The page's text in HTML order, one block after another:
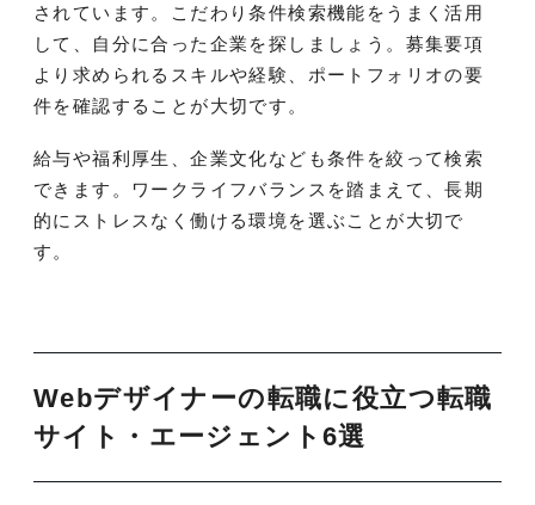
されています。こだわり条件検索機能をうまく活用
して、自分に合った企業を探しましょう。募集要項
より求められるスキルや経験、ポートフォリオの要
件を確認することが大切です。
給与や福利厚生、企業文化なども条件を絞って検索
できます。ワークライフバランスを踏まえて、長期
的にストレスなく働ける環境を選ぶことが大切で
す。
Webデザイナーの転職に役立つ転職
サイト・エージェント6選